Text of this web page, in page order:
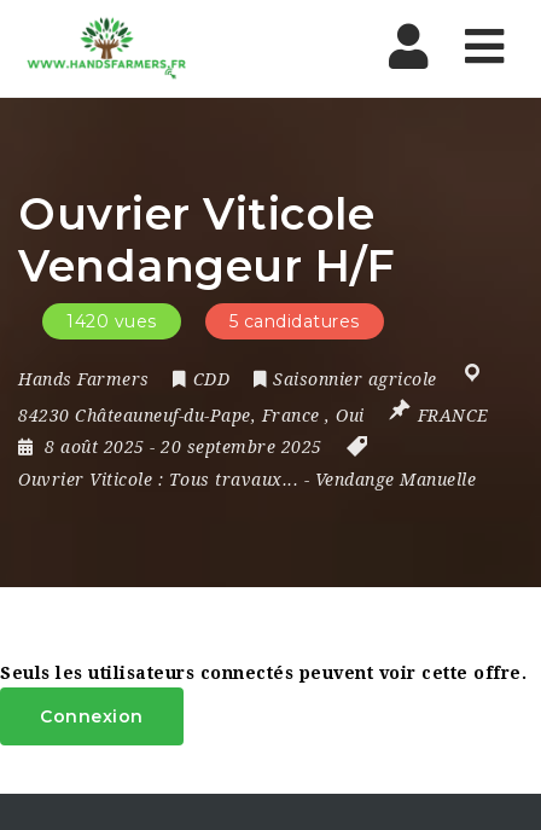
Ouvrier Viticole
Vendangeur H/F
1420 vues 5 candidatures
Hands Farmers CDD
Saisonnier agricole
84230 Châteauneuf-du-Pape, France , Oui
FRANCE
8 août 2025 - 20 septembre 2025
Ouvrier Viticole : Tous travaux... - Vendange Manuelle
Seuls les utilisateurs connectés peuvent voir cette offre.
Connexion